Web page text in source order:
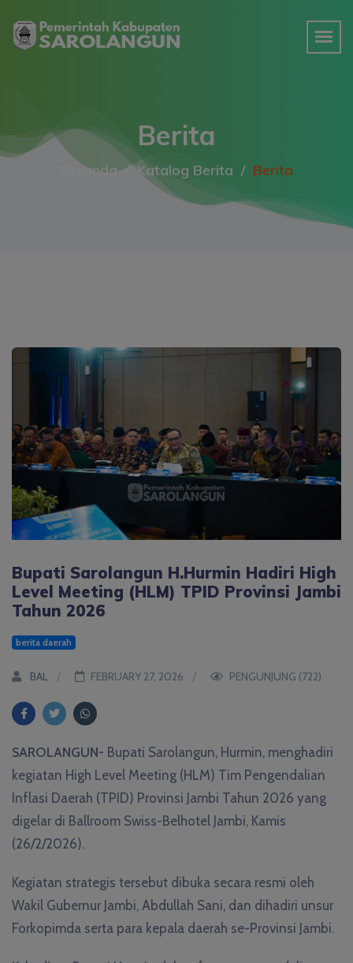
Berita
Beranda Katalog Berita Berita
Bupati Sarolangun H.Hurmin Hadiri High
Level Meeting (HLM) TPID Provinsi Jambi
Tahun 2026
berita daerah
BAL FEBRUARY 27, 2026 PENGUNJUNG (722)
SAROLANGUN- Bupati Sarolangun, Hurmin, menghadiri
kegiatan High Level Meeting (HLM) Tim Pengendalian
Inflasi Daerah (TPID) Provinsi Jambi Tahun 2026 yang
digelar di Ballroom Swiss-Belhotel Jambi, Kamis
(26/2/2026).
Kegiatan strategis tersebut dibuka secara resmi oleh
Wakil Gubernur Jambi, Abdullah Sani, dan dihadiri unsur
Forkopimda serta para kepala daerah se-Provinsi Jambi.